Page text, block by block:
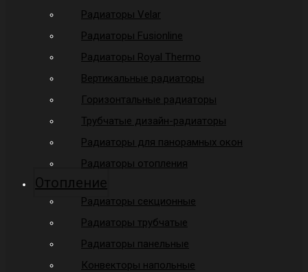
Радиаторы Velar
Радиаторы Fusionline
Радиаторы Royal Thermo
Вертикальные радиаторы
Горизонтальные радиаторы
Трубчатые дизайн-радиаторы
Радиаторы для панорамных окон
Радиаторы отопления
Отопление
Радиаторы секционные
Радиаторы трубчатые
Радиаторы панельные
Конвекторы напольные